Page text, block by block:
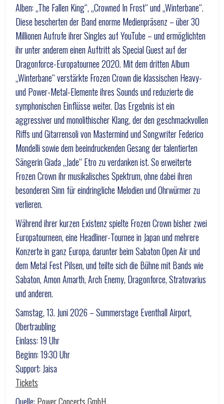
Alben: „The Fallen King“, „Crowned In Frost“ und „Winterbane“.
Diese bescherten der Band enorme Medienpräsenz – über 30
Millionen Aufrufe ihrer Singles auf YouTube – und ermöglichten
ihr unter anderem einen Auftritt als Special Guest auf der
Dragonforce-Europatournee 2020. Mit dem dritten Album
„Winterbane“ verstärkte Frozen Crown die klassischen Heavy-
und Power-Metal-Elemente ihres Sounds und reduzierte die
symphonischen Einflüsse weiter. Das Ergebnis ist ein
aggressiver und monolithischer Klang, der den geschmackvollen
Riffs und Gitarrensoli von Mastermind und Songwriter Federico
Mondelli sowie dem beeindruckenden Gesang der talentierten
Sängerin Giada „Jade“ Etro zu verdanken ist. So erweiterte
Frozen Crown ihr musikalisches Spektrum, ohne dabei ihren
besonderen Sinn für eindringliche Melodien und Ohrwürmer zu
verlieren.
Während ihrer kurzen Existenz spielte Frozen Crown bisher zwei
Europatourneen, eine Headliner-Tournee in Japan und mehrere
Konzerte in ganz Europa, darunter beim Sabaton Open Air und
dem Metal Fest Pilsen, und teilte sich die Bühne mit Bands wie
Sabaton, Amon Amarth, Arch Enemy, Dragonforce, Stratovarius
und anderen.
Samstag, 13. Juni 2026 – Summerstage Eventhall Airport,
Obertraubling
Einlass: 19 Uhr
Beginn: 19:30 Uhr
Support: Jaisa
Tickets